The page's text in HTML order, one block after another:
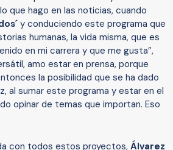
que hago en las noticias, cuando
y conduciendo este programa que
humanas, la vida misma, que es
en mi carrera y que me gusta”,
amo estar en prensa, porque
la posibilidad que se ha dado
al sumar este programa y estar en el
opinar de temas que importan. Eso
con todos estos proyectos, Álvarez